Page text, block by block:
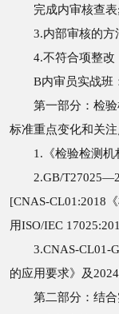
完成内审核查表;
3.内部审核的方
4.不符合项整改，
B内审员实战班
第一部分：检验
标准重点变化和关
1.《检验检测机
2.GB/
[CNAS-CL01:2018
用ISO/IEC
3.CNAS-CL01-
的应用要求》及
第二部分：结合